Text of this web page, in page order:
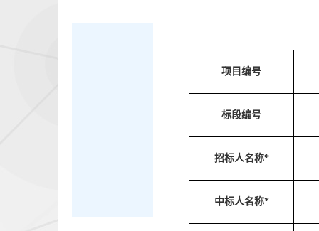
项目编号
标段编号
招标人名称*
中标人名称*